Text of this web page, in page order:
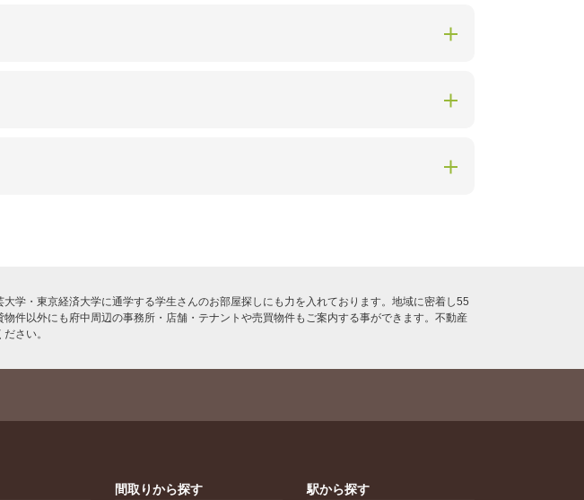
学・東京経済大学に通学する学生さんのお部屋探しにも力を入れております。地域に密着し55
件以外にも府中周辺の事務所・店舗・テナントや売買物件もご案内する事ができます。不動産
さい。
間取りから探す
駅から探す